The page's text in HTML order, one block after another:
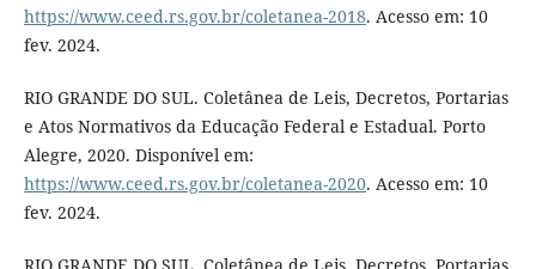
https://www.ceed.rs.gov.br/coletanea-2018. Acesso em: 10
fev. 2024.
RIO GRANDE DO SUL. Coletânea de Leis, Decretos, Portarias
e Atos Normativos da Educação Federal e Estadual. Porto
Alegre, 2020. Disponível em:
https://www.ceed.rs.gov.br/coletanea-2020. Acesso em: 10
fev. 2024.